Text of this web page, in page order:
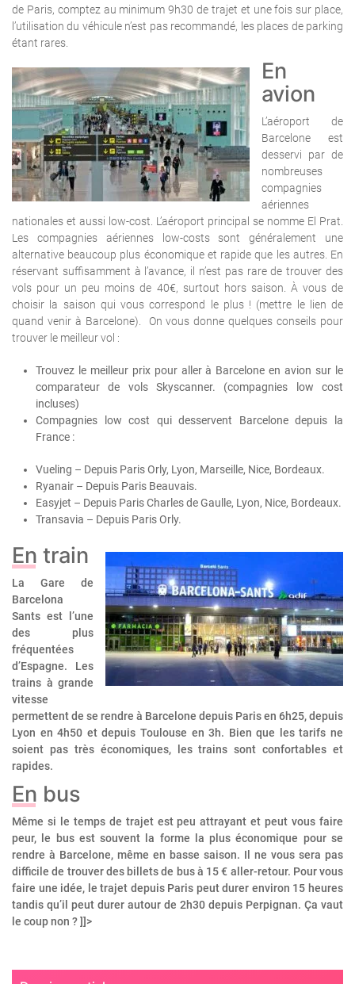
de Paris, comptez au minimum 9h30 de trajet et une fois sur place,
l’utilisation du véhicule n’est pas recommandé, les places de parking
étant rares.
En
avion
L’aéroport de
Barcelone est
desservi par de
nombreuses
compagnies
aériennes
nationales et aussi low-cost. L’aéroport principal se nomme El Prat.
Les compagnies aériennes low-costs sont généralement une
alternative beaucoup plus économique et rapide que les autres. En
réservant suffisamment à l’avance, il n’est pas rare de trouver des
vols pour un peu moins de 40€, surtout hors saison. À vous de
choisir la saison qui vous correspond le plus ! (mettre le lien de
quand venir à Barcelone).
On vous donne quelques conseils pour
trouver le meilleur vol :
Trouvez le meilleur prix pour aller à Barcelone en avion sur le
comparateur de vols Skyscanner. (compagnies low cost
incluses)
Compagnies low cost qui desservent Barcelone depuis la
France :
Vueling – Depuis Paris Orly, Lyon, Marseille, Nice, Bordeaux.
Ryanair – Depuis Paris Beauvais.
Easyjet – Depuis Paris Charles de Gaulle, Lyon, Nice, Bordeaux.
Transavia – Depuis Paris Orly.
En train
La Gare de
Barcelona
Sants est l’une
des plus
fréquentées
d’Espagne. Les
trains à grande
vitesse
permettent de se rendre à Barcelone depuis Paris en 6h25, depuis
Lyon en 4h50 et depuis Toulouse en 3h. Bien que les tarifs ne
soient pas très économiques, les trains sont confortables et
rapides.
En bus
Même si le temps de trajet est peu attrayant et peut vous faire
peur, le bus est souvent la forme la plus économique pour se
rendre à Barcelone, même en basse saison. Il ne vous sera pas
difficile de trouver des billets de bus à 15 € aller-retour. Pour vous
faire une idée, le trajet depuis Paris peut durer environ 15 heures
tandis qu’il peut durer autour de 2h30 depuis Perpignan. Ça vaut
le coup non ?]]>